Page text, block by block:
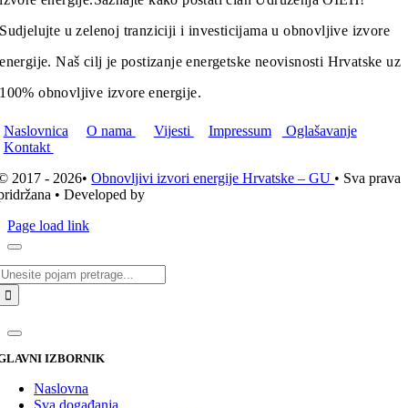
Sudjelujte u zelenoj tranziciji i investicijama u obnovljive izvore
energije. Naš cilj je postizanje energetske neovisnosti Hrvatske uz
100% obnovljive izvore energije.
Naslovnica O nama Vijesti Impressum
Oglašavanje
Kontakt
2017 - 2026•Obnovljivi izvori energije Hrvatske – GU • Sva prava
• Developed by
Page load link
IZBORNIK
Naslovna